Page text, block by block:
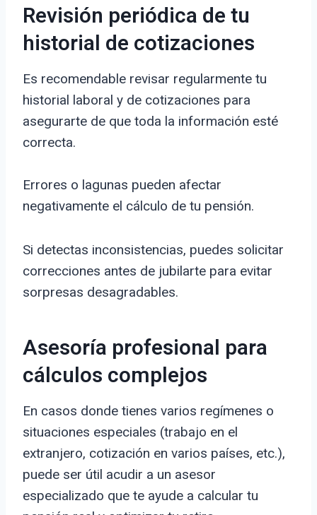
Revisión periódica de tu
historial de cotizaciones
Es recomendable revisar regularmente tu
historial laboral y de cotizaciones para
asegurarte de que toda la información esté
correcta.
Errores o lagunas pueden afectar
negativamente el cálculo de tu pensión.
Si detectas inconsistencias, puedes solicitar
correcciones antes de jubilarte para evitar
sorpresas desagradables.
Asesoría profesional para
cálculos complejos
En casos donde tienes varios regímenes o
situaciones especiales (trabajo en el
extranjero, cotización en varios países, etc.),
puede ser útil acudir a un asesor
especializado que te ayude a calcular tu